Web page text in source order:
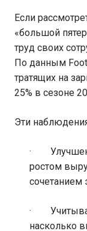
Если
«большой
труд своих
По данным
тратящих на
25% в сезоне
Эти
·
ростом
сочетанием
· Учитывая
насколько